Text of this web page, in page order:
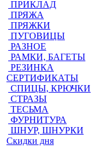
ПРИКЛАД
ПРЯЖА
ПРЯЖКИ
ПУГОВИЦЫ
РАЗНОЕ
РАМКИ, БАГЕТЫ
РЕЗИНКА
СЕРТИФИКАТЫ
СПИЦЫ, КРЮЧКИ
СТРАЗЫ
ТЕСЬМА
ФУРНИТУРА
ШНУР, ШНУРКИ
Скидки дня